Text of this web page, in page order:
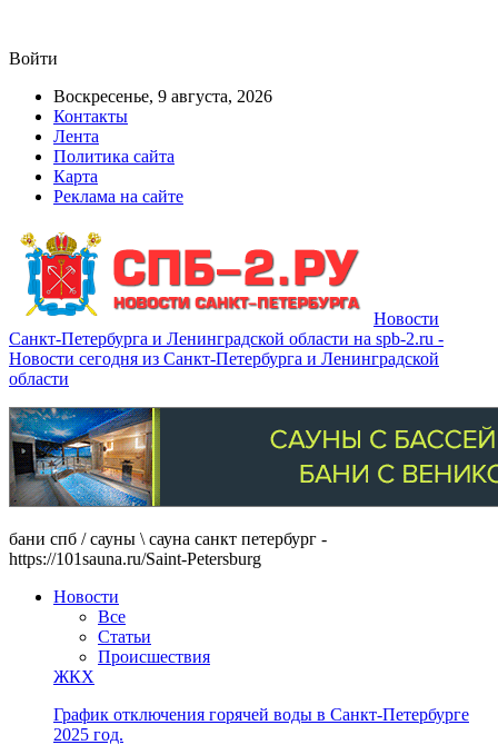
Войти
Воскресенье, 9 августа, 2026
Контакты
Лента
Политика сайта
Карта
Реклама на сайте
Новости
Санкт-Петербурга и Ленинградской области на spb-2.ru -
Новости сегодня из Санкт-Петербурга и Ленинградской
области
бани спб / сауны \ сауна санкт петербург -
https://101sauna.ru/Saint-Petersburg
Новости
Все
Статьи
Происшествия
ЖКХ
График отключения горячей воды в Санкт-Петербурге
2025 год.